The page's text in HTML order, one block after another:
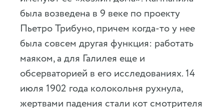
была возведена в 9 веке по проекту
Пьетро Трибуно, причем когда-то у нее
была совсем другая функция: работать
маяком, а для Галилея еще и
обсерваторией в его исследованиях. 14
июля 1902 года колокольня рухнула,
жертвами падения стали кот смотрителя